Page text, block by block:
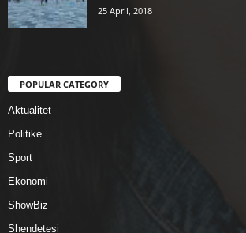
25 April, 2018
POPULAR CATEGORY
Aktualitet
Politike
Sport
Ekonomi
ShowBiz
Shendetesi